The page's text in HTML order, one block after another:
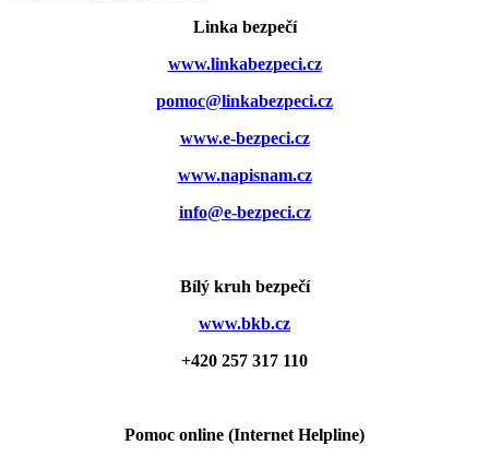
Linka bezpečí
www.linkabezpeci.cz
pomoc@linkabezpeci.cz
www.e-bezpeci.cz
www.napisnam.cz
info@e-bezpeci.cz
Bílý kruh bezpečí
www.bkb.cz
+420 257 317 110
Pomoc online (Internet Helpline)